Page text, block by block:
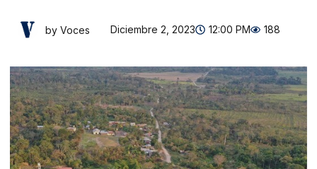
by Voces Diciembre 2, 2023 12:00 PM 188